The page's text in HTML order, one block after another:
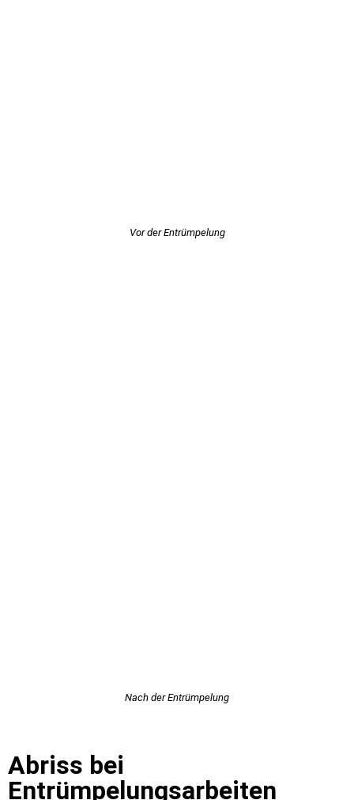
Vor der Entrümpelung
Nach der Entrümpelung
Abriss bei
Entrümpelungsarbeiten